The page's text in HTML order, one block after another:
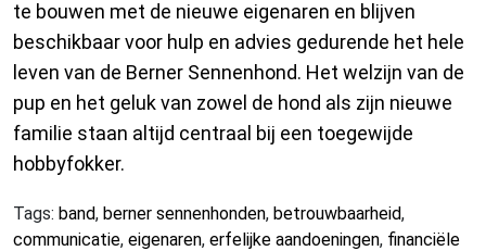
te bouwen met de nieuwe eigenaren en blijven
beschikbaar voor hulp en advies gedurende het hele
leven van de Berner Sennenhond. Het welzijn van de
pup en het geluk van zowel de hond als zijn nieuwe
familie staan altijd centraal bij een toegewijde
hobbyfokker.
Tags: band, berner sennenhonden, betrouwbaarheid,
communicatie, eigenaren, erfelijke aandoeningen, financiële